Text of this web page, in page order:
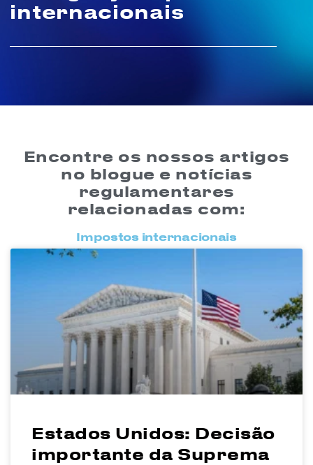
internacionais
Encontre os nossos artigos
no blogue e notícias
regulamentares
relacionadas com:
Impostos internacionais
Estados Unidos: Decisão
importante da Suprema